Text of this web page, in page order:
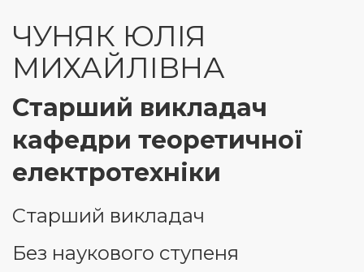
ЧУНЯК ЮЛІЯ
МИХАЙЛІВНА
Старший викладач
кафедри теоретичної
електротехніки
Старший викладач
Без наукового ступеня